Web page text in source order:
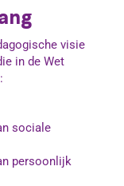
visie
in de Wet
sociale
persoonlijk